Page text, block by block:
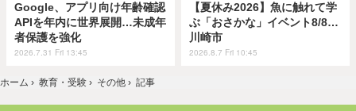
Google、アプリ向け年齢確認
APIを年内に世界展開…未成年
者保護を強化
2026.7.31 Fri 13:45
【夏休み2026】魚に触れて学
ぶ「おさかな」イベント8/8…
川崎市
2026.8.7 Fri 10:45
ホーム › 教育・受験 › その他 › 記事